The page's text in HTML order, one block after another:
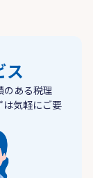
ス
のある税理
は気軽にご要